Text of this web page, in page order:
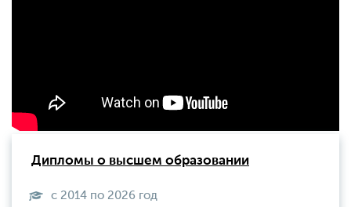
Дипломы о высшем образовании
с 2014 по 2026 год